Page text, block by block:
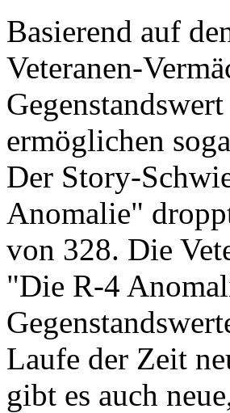
Basierend auf
Veteranen-
ermöglichen
Der Story-
Anomalie"
von 328. Die
"Die R-4
Laufe der Zeit
gibt es auch